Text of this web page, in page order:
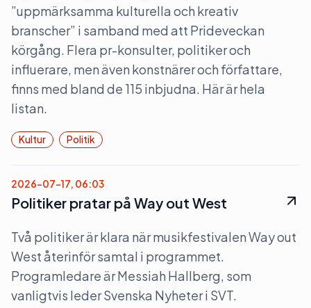
”uppmärksamma kulturella och kreativ
branscher” i samband med att Prideveckan
körgång. Flera pr-konsulter, politiker och
influerare, men även konstnärer och författare,
finns med bland de 115 inbjudna. Här är hela
listan.
Kultur Politik
2026-07-17, 06:03
Politiker pratar på Way out West
Två politiker är klara när musikfestivalen Way out
West återinför samtal i programmet.
Programledare är Messiah Hallberg, som
vanligtvis leder Svenska Nyheter i SVT.